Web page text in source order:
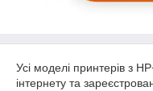
Усі моделі принтерів з
інтернету та